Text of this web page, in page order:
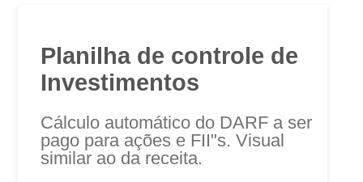
Planilha de controle de
Investimentos
Cálculo automático do DARF a ser
pago para ações e FII"s. Visual
similar ao da receita.